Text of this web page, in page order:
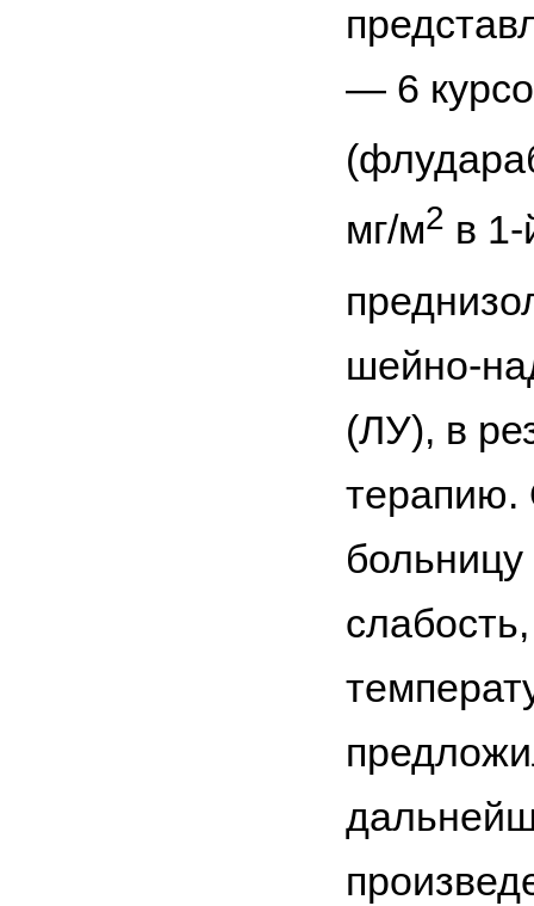
— 6
мг/м2 в
шейно-
(ЛУ), в
терапию.